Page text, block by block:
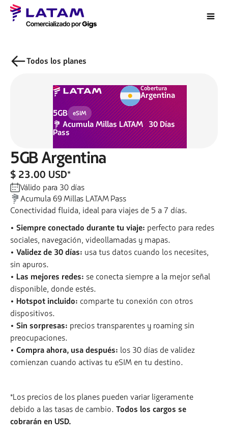
Todos los planes
Cobertura
Argentina
5GB
eSIM
AcumulaMillas LATAM
Pass
30Días
5GBArgentina
$ 23.00 USD*
Válido para 30días
Acumula69Millas LATAM Pass
Conectividad fluida, ideal para viajes de 5 a 7 días.
• Siempre conectado durante tu viaje: perfecto para redes
sociales, navegación, videollamadas y mapas.
• Validez de 30 días: usa tus datos cuando los necesites,
sin apuros.
• Las mejores redes: se conecta siempre a la mejor señal
disponible, donde estés.
• Hotspot incluido: comparte tu conexión con otros
dispositivos.
• Sin sorpresas: precios transparentes y roaming sin
preocupaciones.
• Compra ahora, usa después: los 30 días de validez
comienzan cuando activas tu eSIM en tu destino.
*Los precios de los planes pueden variar ligeramente
debido a las tasas de cambio. Todos los cargos se
cobrarán en USD.